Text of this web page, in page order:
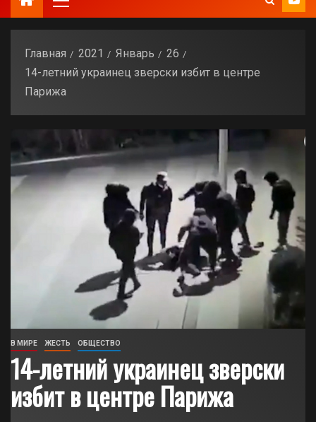
Главная 2021 Январь
26
14-летний украинец зверски избит в центре
Парижа
В МИРЕ ЖЕСТЬ ОБЩЕСТВО
14-летний украинец зверски
избит в центре Парижа